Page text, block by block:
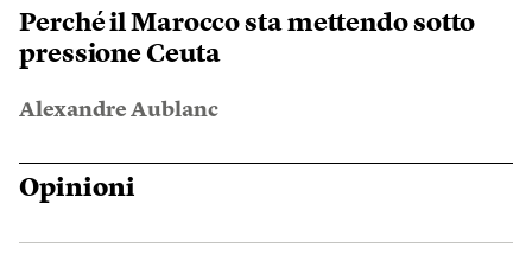
Perché il Marocco sta mettendo sotto
pressione Ceuta
Alexandre Aublanc
Opinioni